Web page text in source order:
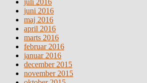
juni 2016
maj 2016
april 2016
marts 2016
februar 2016
januar 2016
december 2015
november 2015